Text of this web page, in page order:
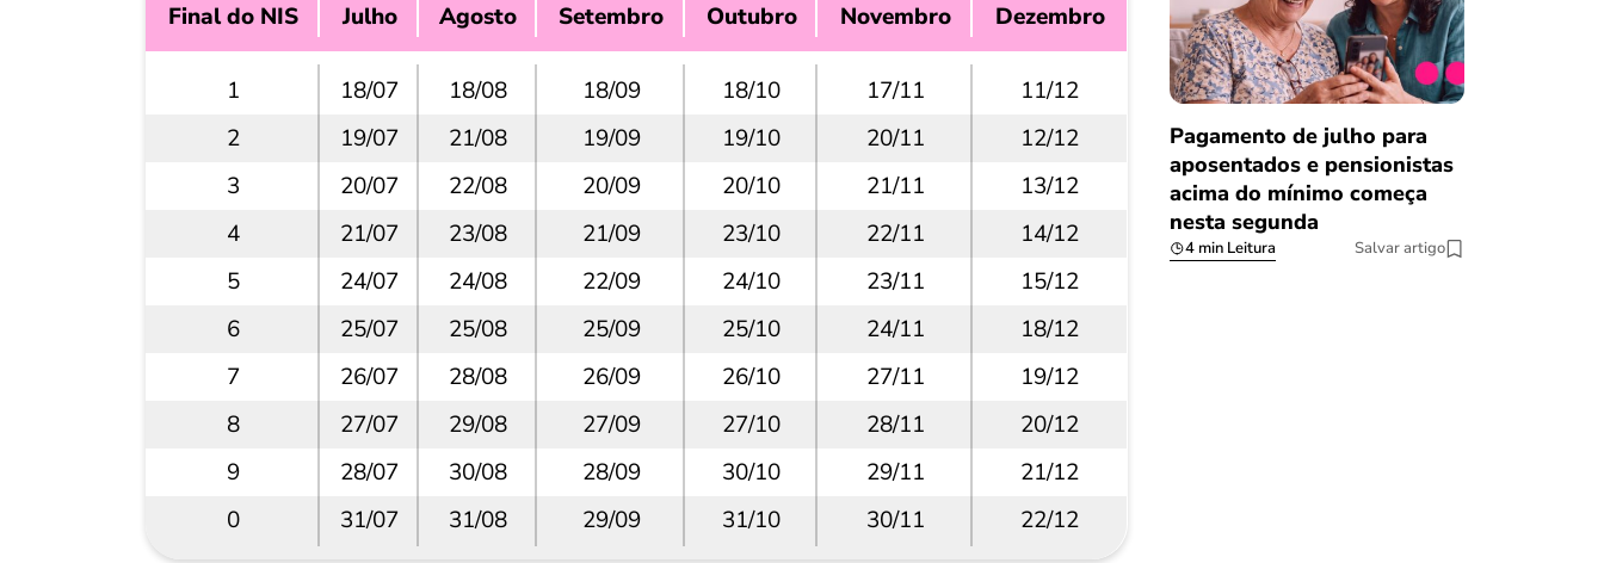
Final do NIS Julho Agosto Setembro Outubro Novembro Dezembro
1 18/07 18/08 18/09 18/10 17/11
11/12
2
19/07 21/08 19/09 19/10 20/11
12/12
3
20/07 22/08 20/09 20/10 21/11
13/12
4
21/07 23/08 21/09 23/10 22/11
14/12
5
24/07 24/08 22/09 24/10 23/11
15/12
6
25/07 25/08 25/09 25/10 24/11
18/12
7
26/07 28/08 26/09 26/10 27/11
19/12
8
27/07 29/08 27/09 27/10 28/11
20/12
9
28/07 30/08 28/09 30/10 29/11
21/12
0
31/07 31/08 29/09 31/10 30/11 22/12
Pagamento de julho para
aposentados e pensionistas
acima do mínimo começa
nesta segunda
4 min Leitura Salvar artigo